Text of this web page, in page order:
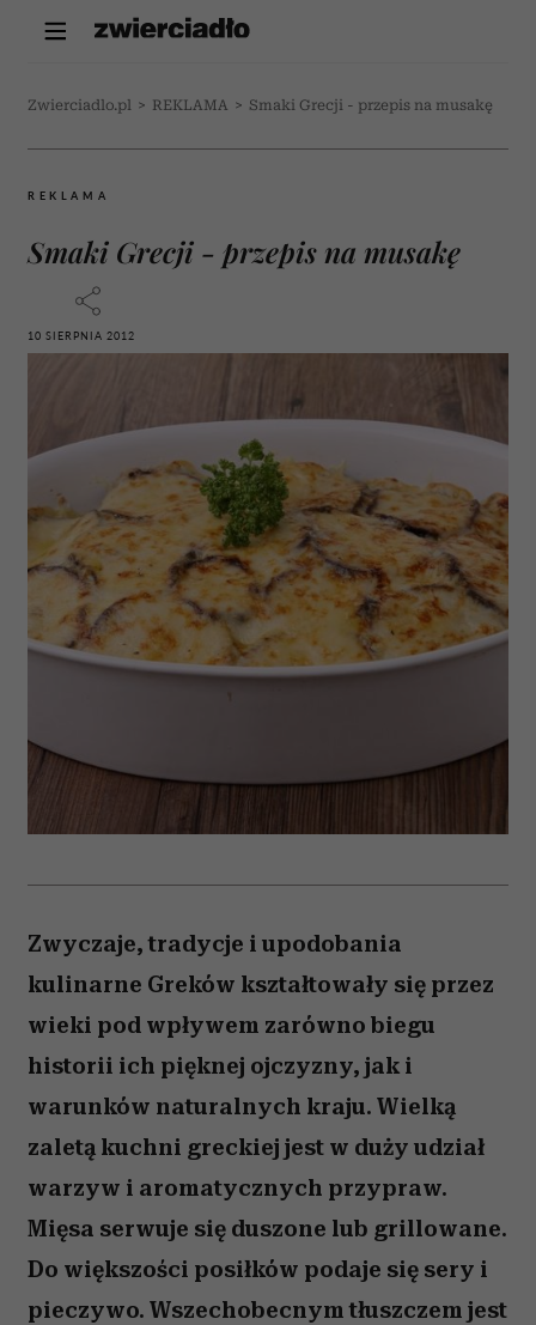
Zwierciadlo.pl > REKLAMA > Smaki Grecji - przepis na musakę
REKLAMA
Smaki Grecji - przepis na musakę
10 SIERPNIA 2012
Zwyczaje, tradycje i upodobania
kulinarne Greków kształtowały się przez
wieki pod wpływem zarówno biegu
historii ich pięknej ojczyzny, jak i
warunków naturalnych kraju. Wielką
zaletą kuchni greckiej jest w duży udział
warzyw i aromatycznych przypraw.
Mięsa serwuje się duszone lub grillowane.
Do większości posiłków podaje się sery i
pieczywo. Wszechobecnym tłuszczem jest